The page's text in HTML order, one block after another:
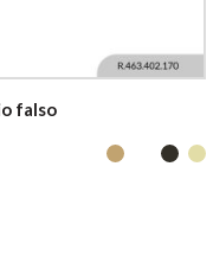
falso